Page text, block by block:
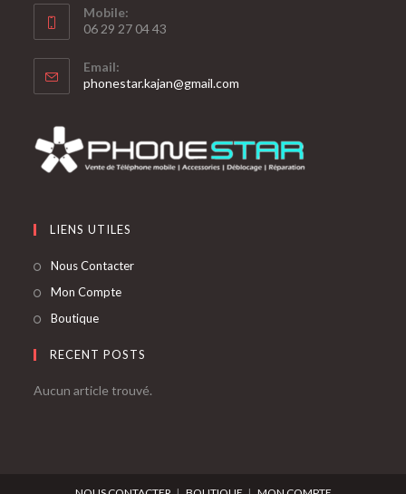
Mobile:
06 29 27 04 43
Email:
phonestar.kajan@gmail.com
LIENS UTILES
Nous Contacter
Mon Compte
Boutique
RECENT POSTS
Aucun article trouvé.